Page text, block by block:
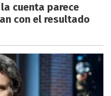
cuenta parece
con el resultado